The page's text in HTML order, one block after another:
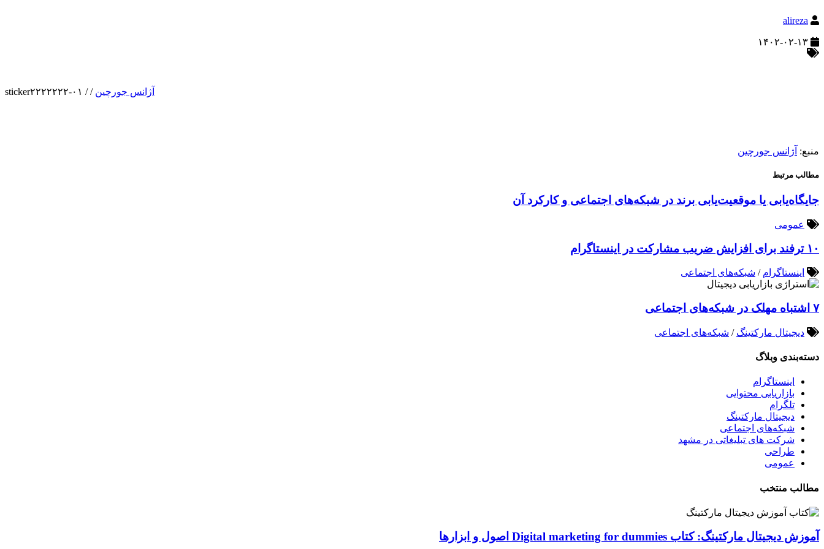
alireza
آژانس جورچین /
/ sticker۲۲۲۲۲۲۲-۰۱
منبع: آژانس جورچین
مطالب مرتبط
جایگاه‌یابی یا موقعیت‌یابی برند در شبکه‌های اجتماعی و کارکرد آن
عمومی
۱۰ ترفند برای افزایش ضریب مشارکت در اینستاگرام
اینستاگرام / شبکه‌های اجتماعی
۷ اشتباه مهلک در شبکه‌های اجتماعی
دیجیتال مارکتینگ / شبکه‌های اجتماعی
دسته‌بندی وبلاگ
اینستاگرام
بازاریابی محتوایی
تلگرام
دیجیتال مارکتینگ
شبکه‌های اجتماعی
شرکت های تبلیغاتی در مشهد
طراحی
عمومی
مطالب منتخب
آموزش دیجیتال مارکتینگ: کتاب Digital marketing for dummies اصول و ابزارها